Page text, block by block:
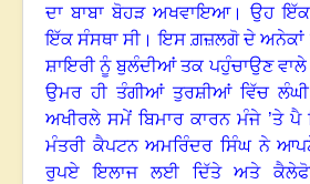
ਦਾ ਬਾਬਾ ਬੋਹੜ ਅਖਵਾਇਆ। ਉਹ ਇੱਕ
ਇੱਕ ਸੰਸਥਾ ਸੀ। ਇਸ ਗ਼ਜ਼ਲਗੋ ਦੇ ਅਨੇਕਾਂ
ਸ਼ਾਇਰੀ ਨੂੰ ਬੁਲੰਦੀਆਂ ਤਕ ਪਹੁੰਚਾਉਣ ਵਾਲੇ
ਉਮਰ ਹੀ ਤੰਗੀਆਂ ਤੁਰਸ਼ੀਆਂ ਵਿੱਚ ਲੰਘੀ
ਅਖੀਰਲੇ ਸਮੇਂ ਬਿਮਾਰ ਕਾਰਨ ਮੰਜੇ ’ਤੇ ਪੈ
ਮੰਤਰੀ ਕੈਪਟਨ ਅਮਰਿੰਦਰ ਸਿੰਘ ਨੇ
ਰੁਪਏ ਇਲਾਜ ਲਈ ਦਿੱਤੇ ਅਤੇ